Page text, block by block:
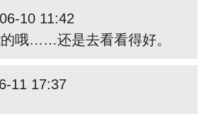
10 11:42
哦……还是去看看得好。
11 17:37